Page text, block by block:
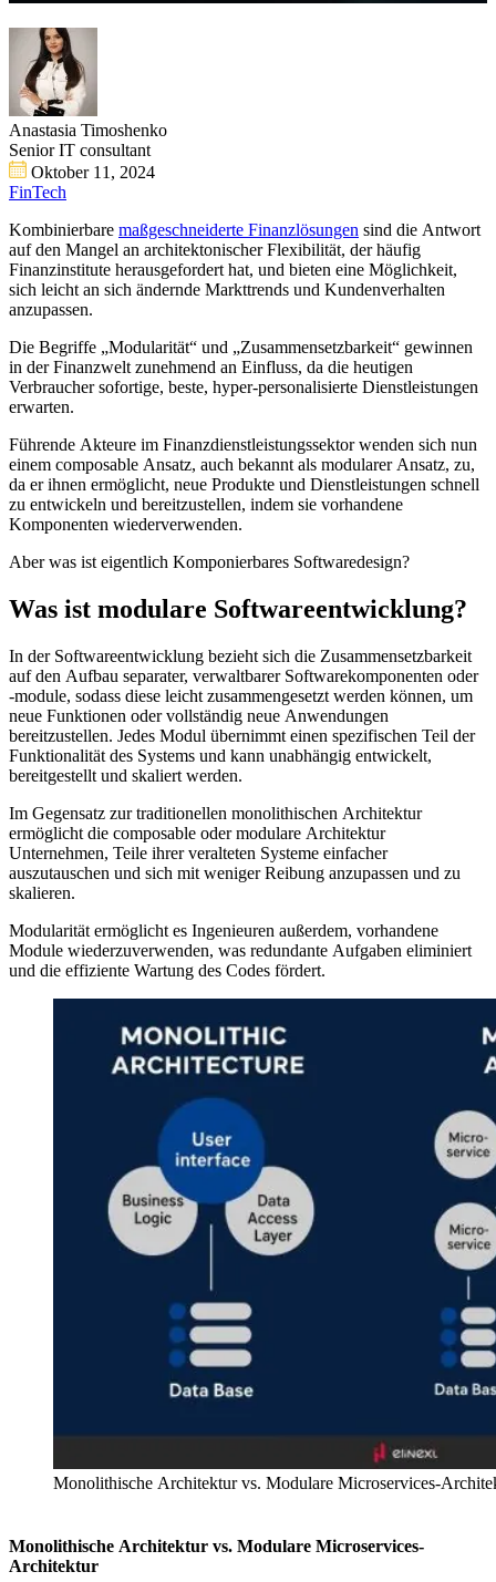
Anastasia Timoshenko
Senior IT consultant
Oktober 11, 2024
FinTech
Kombinierbare maßgeschneiderte Finanzlösungen sind die Antwort
auf den Mangel an architektonischer Flexibilität, der häufig
Finanzinstitute herausgefordert hat, und bieten eine Möglichkeit,
sich leicht an sich ändernde Markttrends und Kundenverhalten
anzupassen.
Die Begriffe „Modularität“ und „Zusammensetzbarkeit“ gewinnen
in der Finanzwelt zunehmend an Einfluss, da die heutigen
Verbraucher sofortige, beste, hyper-personalisierte Dienstleistungen
erwarten.
Führende Akteure im Finanzdienstleistungssektor wenden sich nun
einem composable Ansatz, auch bekannt als modularer Ansatz, zu,
da er ihnen ermöglicht, neue Produkte und Dienstleistungen schnell
zu entwickeln und bereitzustellen, indem sie vorhandene
Komponenten wiederverwenden.
Aber was ist eigentlich Komponierbares Softwaredesign?
Was ist modulare Softwareentwicklung?
In der Softwareentwicklung bezieht sich die Zusammensetzbarkeit
auf den Aufbau separater, verwaltbarer Softwarekomponenten oder
-module, sodass diese leicht zusammengesetzt werden können, um
neue Funktionen oder vollständig neue Anwendungen
bereitzustellen. Jedes Modul übernimmt einen spezifischen Teil der
Funktionalität des Systems und kann unabhängig entwickelt,
bereitgestellt und skaliert werden.
Im Gegensatz zur traditionellen monolithischen Architektur
ermöglicht die composable oder modulare Architektur
Unternehmen, Teile ihrer veralteten Systeme einfacher
auszutauschen und sich mit weniger Reibung anzupassen und zu
skalieren.
Modularität ermöglicht es Ingenieuren außerdem, vorhandene
Module wiederzuverwenden, was redundante Aufgaben eliminiert
und die effiziente Wartung des Codes fördert.
Monolithische Architektur vs. Modulare Microservices-
Monolithische Architektur vs. Modulare Microservices-
Architektur